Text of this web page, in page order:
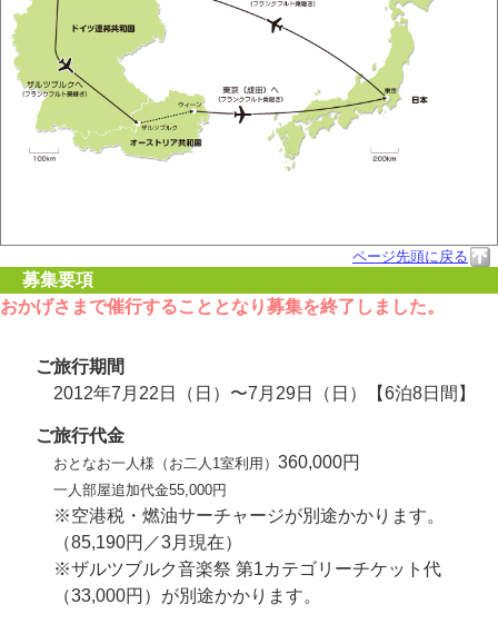
ページ先頭に戻る
募集要項
おかげさまで催行することとなり募集を終了しました。
ご旅行期間
2012年7月22日（日）〜7月29日（日）【6泊8日間】
ご旅行代金
おとなお一人様（お二人1室利用） 360,000円
一人部屋追加代金55,000円
※空港税・燃油サーチャージが別途かかります。
（85,190円／3月現在）
※ザルツブルク音楽祭 第1カテゴリーチケット代
（33,000円）が別途かかります。